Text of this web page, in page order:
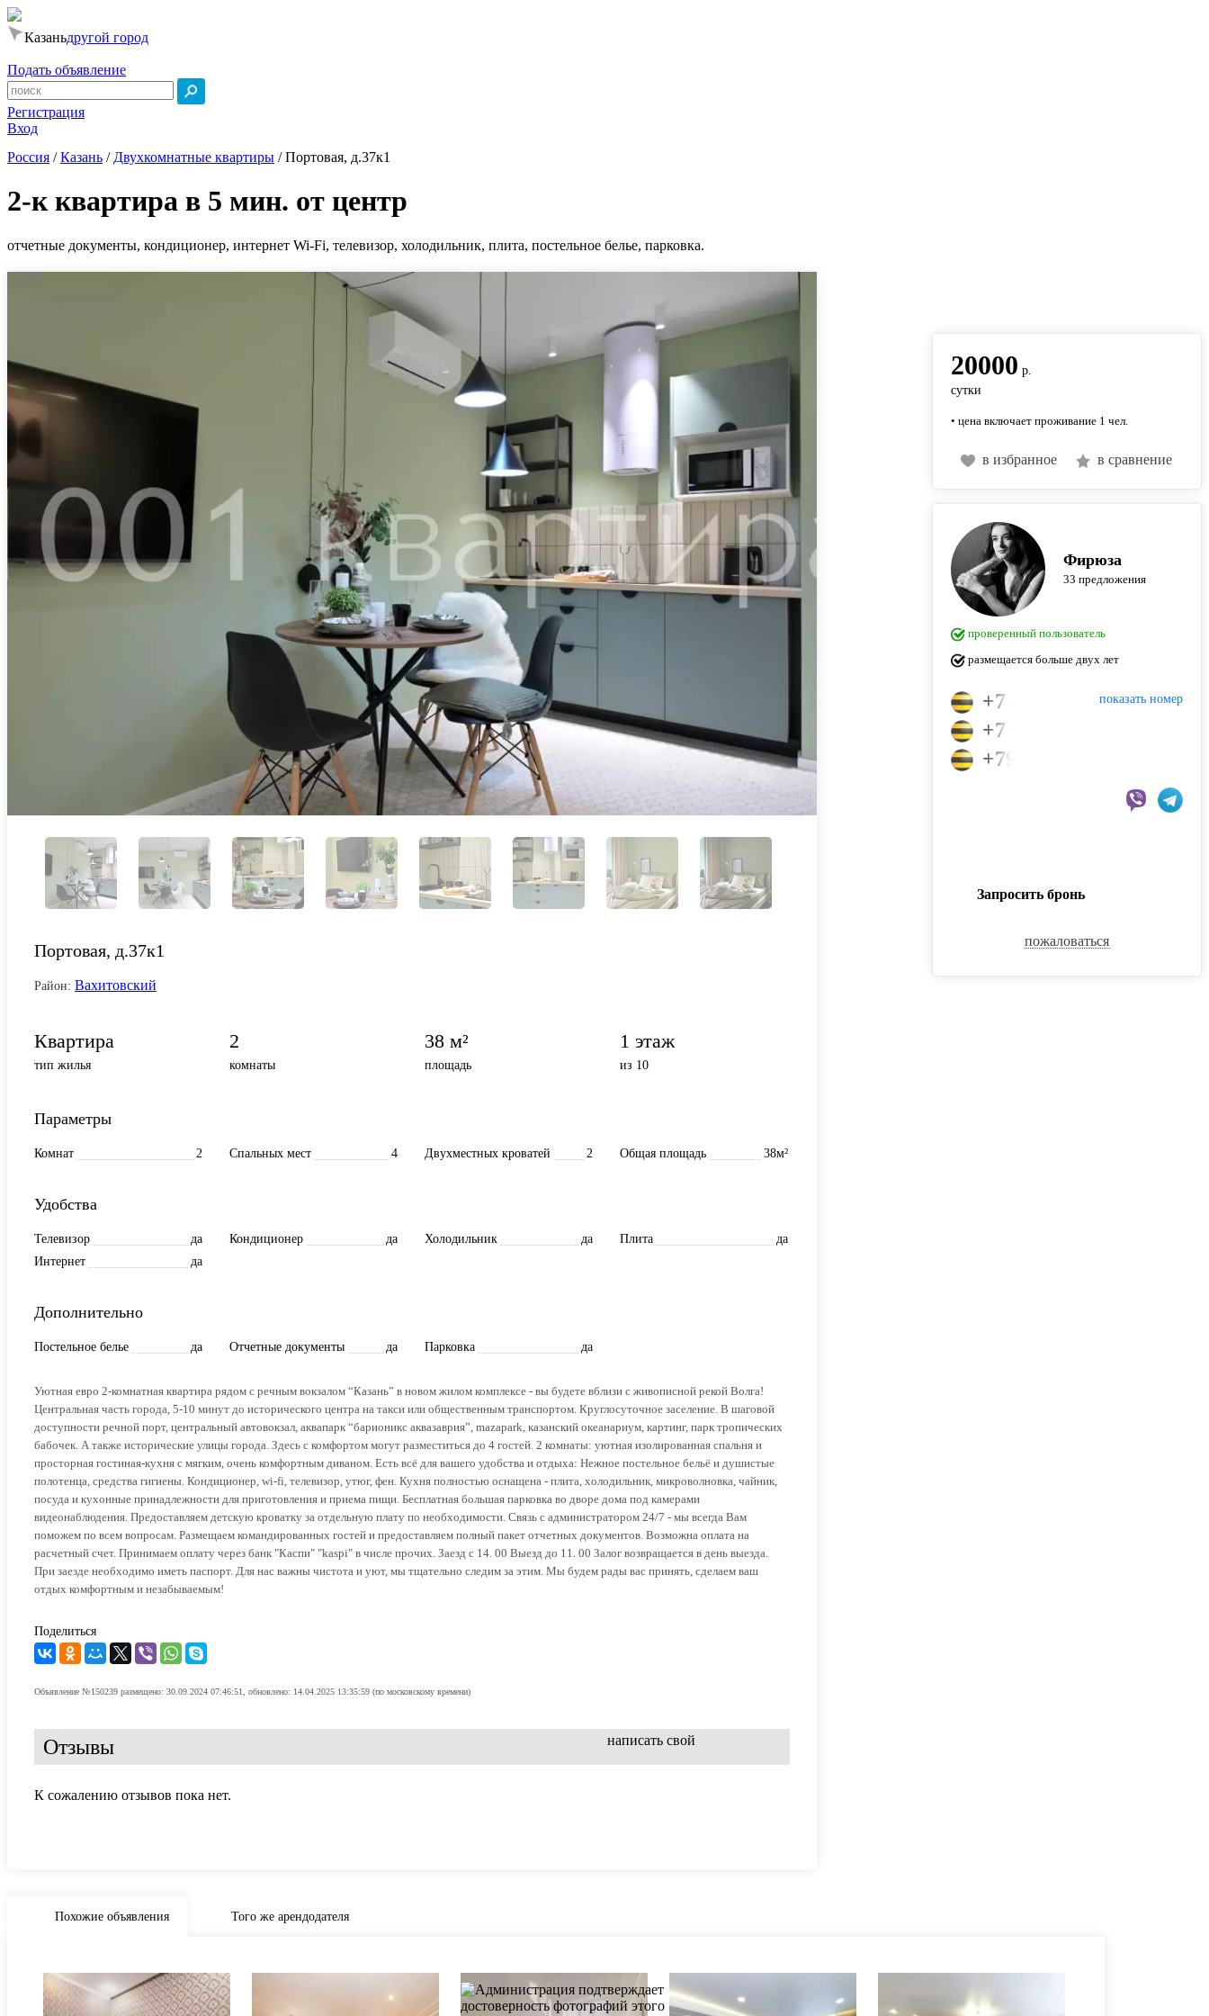
Казаньдругой город
Подать объявление
Регистрация
Вход
Россия /Казань / Двухкомнатные квартиры /Портовая, д.37к1
2-к квартира в 5 мин. от центр
отчетные документы, кондиционер, интернет Wi-Fi, телевизор, холодильник, плита, постельное белье, парковка.
Портовая, д.37к1
Район: Вахитовский
Квартира
тип жилья
2
комнаты
38 м²
площадь
1 этаж
из 10
Параметры
Комнат 2 Спальных мест 4 Двухместных кроватей 2 Общая площадь 38м²
Удобства
Телевизор да Кондиционер да Холодильник да Плита
да
Интернет
да
Дополнительно
Постельное белье да Отчетные документы да Парковка да
Уютная евро 2-комнатная квартира рядом с речным вокзалом “Казань” в новом жилом комплексе - вы будете вблизи с живописной рекой Волга!
Цeнтральная часть города, 5-10 минут до иcторичecкогo цeнтpa нa тaкcи или общественным транспортом. Круглосуточное заселение. В шаговой
доступности речной порт, центральный автовокзал, аквапарк “барионикс аквазаврия”, mazapark, казанский океанариум, картинг, парк тропических
бабочек. А также исторические улицы города. Здесь с комфортом могут разместиться до 4 гостей. 2 комнаты: уютная изолированная спальня и
просторная гостиная-кухня с мягким, очень комфортным диваном. Есть всё для вашего удобства и отдыха: Нежное постельное бельё и душистые
полотенца, средства гигиены. Кондиционер, wi-fi, телевизор, утюг, фен. Кухня полностью оснащена - плита, холодильник, микроволновка, чайник,
посуда и кухонные принадлежности для приготовления и приема пищи. Бесплатная большая парковка во дворе дома под камерами
видеонаблюдения. Предоставляем детскую кроватку за отдельную плату по необходимости. Связь с администратором 24/7 - мы всегда Вам
поможем по всем вопросам. Размещаем командированных гостей и предоставляем полный пакет отчетных документов. Возможна оплата на
расчетный счет. Принимаем оплату через банк "Каспи" "kaspi" в числе прочих. Заезд с 14. 00 Выезд до 11. 00 Залог возвращается в день выезда.
При заезде необходимо иметь паспорт. Для нас важны чистота и уют, мы тщательно следим за этим. Мы будем рады вас принять, сделаем ваш
отдых комфортным и незабываемым!
Поделиться
Объявление №150239 размещено: 30.09.2024 07:46:51, обновлено: 14.04.2025 13:35:59 (по московскому времени)
Отзывы написать свой
К сожалению отзывов пока нет.
20000 р.
сутки
• цена включает проживание 1 чел.
в избранное в сравнение
Фирюза
33 предложения
проверенный пользователь
размещается больше двух лет
показать номер
+7 (995) 332-63-64
+7 (950) 326-36-36
+79953326364
Запросить бронь
пожаловаться
Похожие объявления Того же арендодателя